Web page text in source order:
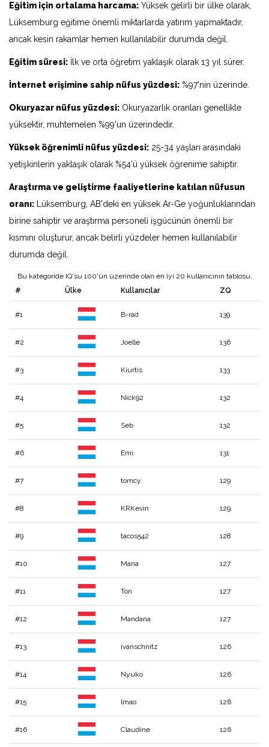
Eğitim için ortalama harcama: Yüksek gelirli bir ülke olarak,
Lüksemburg eğitime önemli miktarlarda yatırım yapmaktadır,
ancak kesin rakamlar hemen kullanılabilir durumda değil.
Eğitim süresi: İlk ve orta öğretim yaklaşık olarak 13 yıl sürer.
İnternet erişimine sahip nüfus yüzdesi: %97'nin üzerinde.
Okuryazar nüfus yüzdesi: Okuryazarlık oranları genellikle
yüksektir, muhtemelen %99'un üzerindedir.
Yüksek öğrenimli nüfus yüzdesi: 25-34 yaşları arasındaki
yetişkinlerin yaklaşık olarak %54'ü yüksek öğrenime sahiptir.
Araştırma ve geliştirme faaliyetlerine katılan nüfusun
oranı: Lüksemburg, AB'deki en yüksek Ar-Ge yoğunluklarından
birine sahiptir ve araştırma personeli işgücünün önemli bir
kısmını oluşturur, ancak belirli yüzdeler hemen kullanılabilir
durumda değil.
Bu kategoride IQ'su 100'ün üzerinde olan en iyi 20 kullanıcının tablosu.
#
Ülke Kullanıcılar ZQ
#1 B-rad 139
#2 Joelle 136
#3 Kiurtis 133
#4 Nick92 132
#5 Seb 132
#6 Emi 131
#7 tomcy 129
#8 KRKevin 129
#9 tacos542 128
#10 Maria 127
#11 Ton 127
#12 Mandana 127
#13 ivanschnitz 126
#14 Nyuko 126
#15 lmao 126
#16 Claudine 126